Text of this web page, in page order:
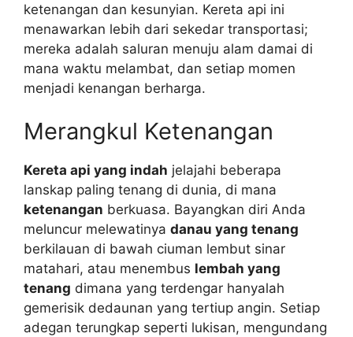
ketenangan dan kesunyian. Kereta api ini
menawarkan lebih dari sekedar transportasi;
mereka adalah saluran menuju alam damai di
mana waktu melambat, dan setiap momen
menjadi kenangan berharga.
Merangkul Ketenangan
Kereta api yang indah jelajahi beberapa
lanskap paling tenang di dunia, di mana
ketenangan berkuasa. Bayangkan diri Anda
meluncur melewatinya danau yang tenang
berkilauan di bawah ciuman lembut sinar
matahari, atau menembus lembah yang
tenang dimana yang terdengar hanyalah
gemerisik dedaunan yang tertiup angin. Setiap
adegan terungkap seperti lukisan, mengundang